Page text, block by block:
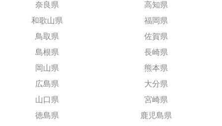
奈良県
和歌山県
鳥取県
島根県
岡山県
広島県
山口県
徳島県
高知県
福岡県
佐賀県
長崎県
熊本県
大分県
宮崎県
鹿児島県